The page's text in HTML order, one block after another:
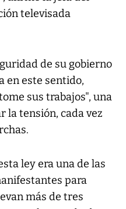
televisada
de su gobierno
en este sentido,
sus trabajos", una
la tensión, cada vez
ley era una de las
para
más de tres